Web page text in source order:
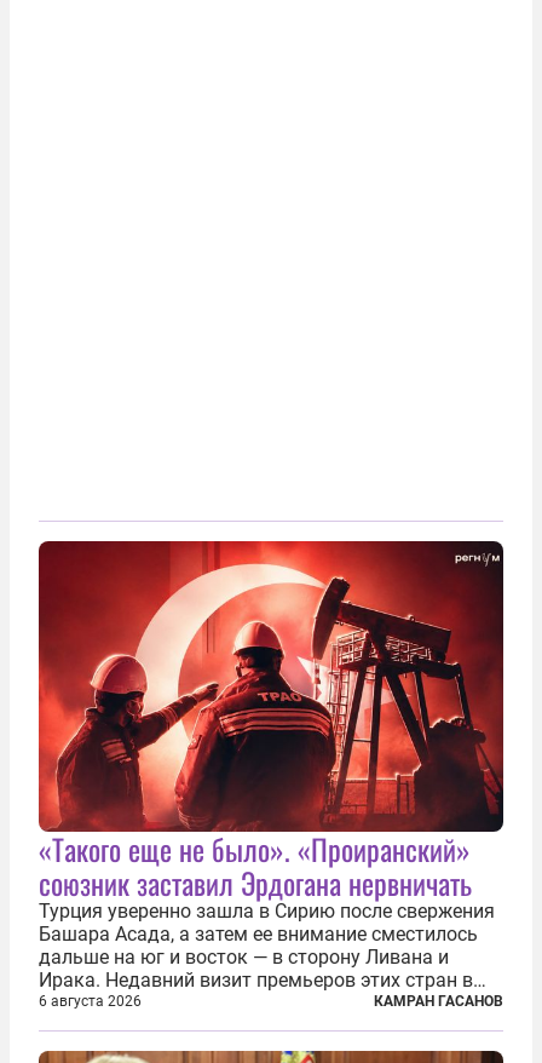
«Такого еще не было». «Проиранский»
союзник заставил Эрдогана нервничать
Турция уверенно зашла в Сирию после свержения
Башара Асада, а затем ее внимание сместилось
дальше на юг и восток — в сторону Ливана и
Ирака. Недавний визит премьеров этих стран в
Анкару, договоры об участии турецкой компании
TPAO в разработке нефти иракского Киркука и
«Дороги развития» подтверждают...
6 августа 2026 КАМРАН ГАСАНОВ